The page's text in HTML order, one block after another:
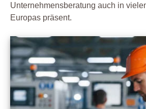
Unternehmensberatung auch in
Europas präsent.